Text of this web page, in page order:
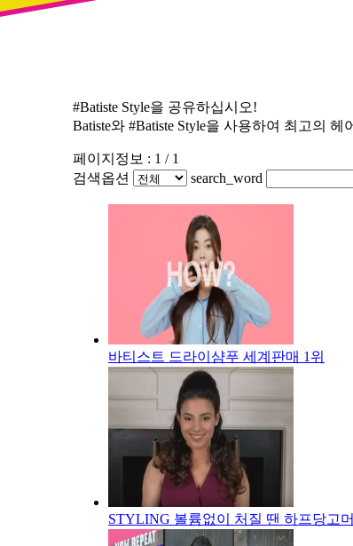
#Batiste Style을 공유하십시오!
Batiste와 #Batiste Style을 사용하여 최고의
페이지정보 : 1 / 1
검색옵션
search_word
바티스트 드라이샴푸 세계판매 1위
STYLING 볼륨없이 처질 땐 하프당고